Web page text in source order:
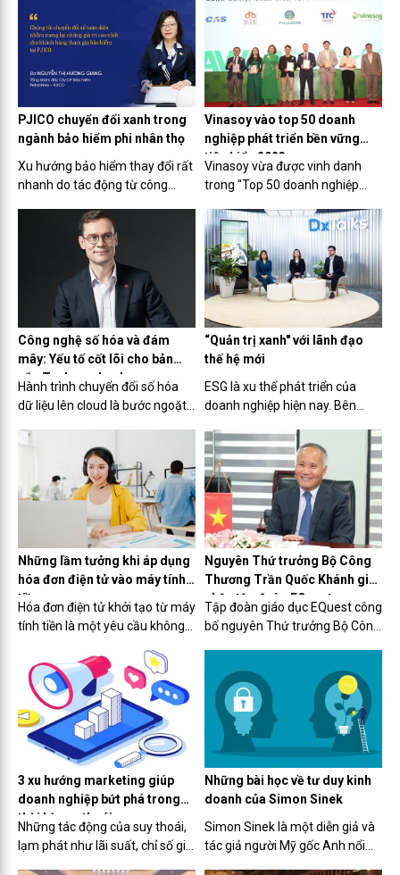
PJICO chuyển đổi xanh trong
ngành bảo hiểm phi nhân thọ
Xu hướng bảo hiểm thay đổi rất
nhanh do tác động từ công
dữ liệu, số hóa quy trình, xây
dựng văn hóa và nhân lực số tới
nâng cao trải nghiệm khách
hàng trong môi trường số....
Vinasoy vào top 50 doanh
nghiệp phát triển bền vững
tiêu biểu 2023
Vinasoy vừa được vinh danh
trong "Top 50 doanh nghiệp
2023" ở hạng mục "Tối ưu
nguyên liệu bền vững".
Công nghệ số hóa và đám
mây: Yếu tố cốt lõi cho bản
sắc Techcombank
Hành trình chuyển đổi số hóa
dữ liệu lên cloud là bước ngoặt
thống, với tốc độ tăng trưởng
theo cấp số cộng, sang một mô
hình kinh doanh linh hoạt được
dẫn dắt bởi công nghệ,...
“Quản trị xanh" với lãnh đạo
thế hệ mới
ESG là xu thế phát triển của
doanh nghiệp hiện nay. Bên
hội thì “quản trị xanh" là một trụ
cột giúp doanh nghiệp phát
triển bền vững.
Những lầm tưởng khi áp dụng
hóa đơn điện tử vào máy tính
tiền
Hóa đơn điện tử khởi tạo từ máy
tính tiền là một yêu cầu không
nghiệp, hộ kinh doanh. Nhưng
việc áp dụng còn một vài chậm
trễ vì những hiểu lầm không
đáng có.
Nguyên Thứ trưởng Bộ Công
Thương Trần Quốc Khánh gia
nhập tập đoàn EQuest
Tập đoàn giáo dục EQuest công
bố nguyên Thứ trưởng Bộ Công
của tập đoàn từ ngày 1/7/2023.
Ông Trần Quốc Khánh sẽ tham
gia phụ trách các lĩnh vực đối...
3 xu hướng marketing giúp
doanh nghiệp bứt phá trong
thời kỳ suy thoái
Những tác động của suy thoái,
lạm phát như lãi suất, chỉ số giá
Những bài học về tư duy kinh
doanh của Simon Sinek
Simon Sinek là một diễn giả và
tác giả người Mỹ gốc Anh nổi